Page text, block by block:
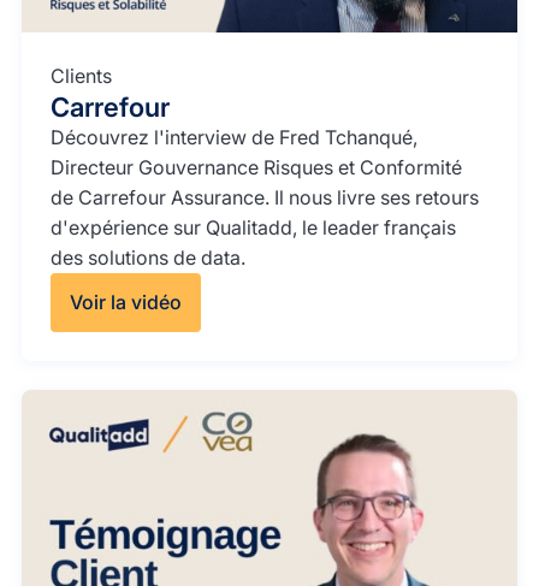
Clients
Carrefour
Découvrez l'interview de Fred Tchanqué,
Directeur Gouvernance Risques et Conformité
de Carrefour Assurance. Il nous livre ses retours
d'expérience sur Qualitadd, le leader français
des solutions de data.
Voir la vidéo